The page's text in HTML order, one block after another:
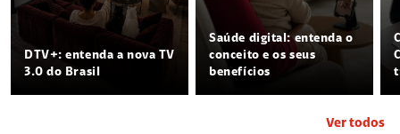
DTV+: entenda a nova TV
3.0 do Brasil
Saúde digital: entenda o
conceito e os seus
benefícios
Ver todos